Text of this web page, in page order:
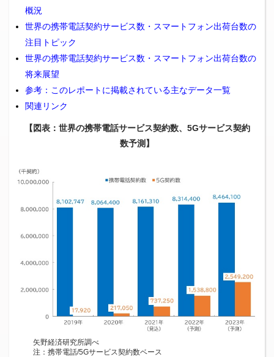
概況
世界の携帯電話契約サービス数・スマートフォン出荷台数の
注目トピック
世界の携帯電話契約サービス数・スマートフォン出荷台数の
将来展望
参考：このレポートに掲載されている主なデータ一覧
関連リンク
【図表：世界の携帯電話サービス契約数、5Gサービス契約
数予測】
矢野経済研究所調べ
注：携帯電話/5Gサービス契約数ベース